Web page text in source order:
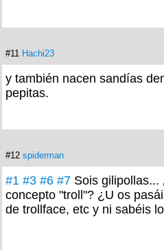
#11 Hachi23
y también nacen sandías
pepitas.
#12 spiderman
#1 #3 #6 #7 Sois gilipollas...
concepto "troll"? ¿U os
de trollface, etc y ni sabéis